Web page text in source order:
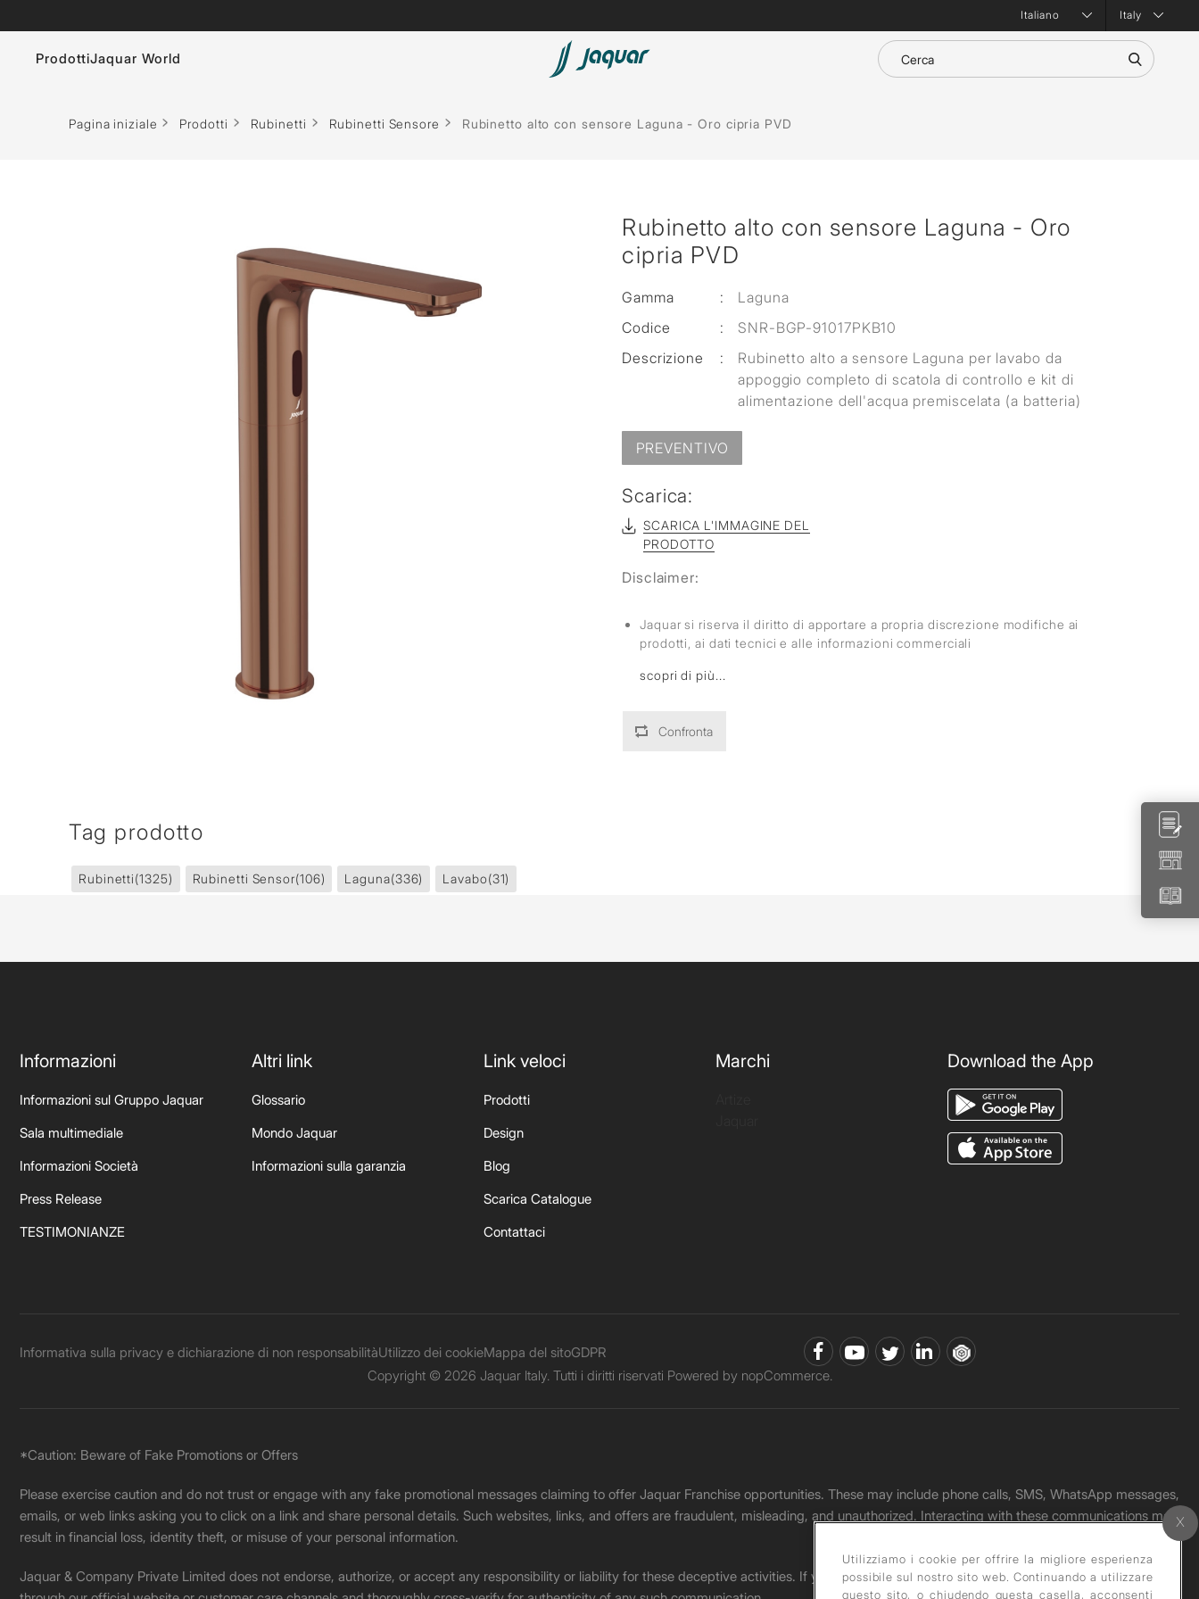
Italy
Prodotti
Rubinetti Le spa
Accessori bagno
Jaquar World
Pagina iniziale Prodotti Rubinetti Rubinetti Sensore Rubinetto alto con sensore Laguna - Oro cipria PVD
Rubinetto alto con sensore Laguna - Oro
cipria PVD
Gamma :
Laguna
Codice
:
SNR-BGP-91017PKB10
Descrizione
:
Rubinetto alto a sensore Laguna per lavabo da
appoggio completo di scatola di controllo e kit di
alimentazione dell'acqua premiscelata (a batteria)
PREVENTIVO
Scarica:
SCARICA L'IMMAGINE DEL
PRODOTTO
Disclaimer:
Jaquar si riserva il diritto di apportare a propria discrezione modifiche ai
prodotti, ai dati tecnici e alle informazioni commerciali
scopri di più...
Confronta
Tag prodotto
Rubinetti(1325) Rubinetti Sensor(106) Laguna(336) Lavabo(31)
Informazioni
Informazioni sul Gruppo Jaquar
Sala multimediale
Informazioni Società
Press Release
TESTIMONIANZE
Altri link
Glossario
Mondo Jaquar
Informazioni sulla garanzia
Link veloci
Prodotti
Design
Blog
Scarica Catalogue
Contattaci
Marchi Download the App
Informativa sulla privacy e dichiarazione di non responsabilitàUtilizzo dei cookieMappa del sitoGDPR
Copyright © 2026 Jaquar Italy. Tutti i diritti riservati Powered by nopCommerce.
*Caution: Beware of Fake Promotions or Offers
Please exercise caution and do not trust or engage with any fake promotional messages claiming to offer Jaquar Franchise opportunities. These may include phone calls, SMS, WhatsApp messages,
emails, or web links asking you to click on a link and share personal details. Such websites, links, and offers are fraudulent, misleading, and unauthorized. Interacting with these communications may
result in financial loss, identity theft, or misuse of your personal information.
Jaquar & Company Private Limited does not endorse, authorize, or accept any responsibility or liability for these deceptive activities. If you receive any such message, please report it immediately
Utilizziamo i cookie per offrire la migliore esperienza
possibile sul nostro sito web. Continuando a utilizzare
questo sito, o chiudendo questa casella, acconsenti